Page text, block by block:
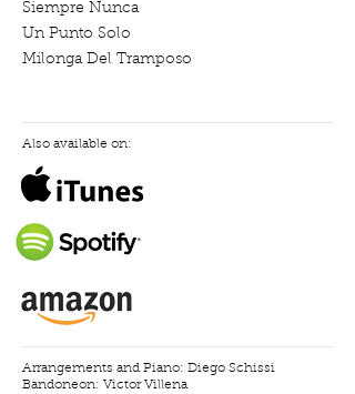
Siempre Nunca
Un Punto Solo
Milonga Del Tramposo
Also available on:
Arrangements and Piano: Diego Schissi
Bandoneon: Victor Villena